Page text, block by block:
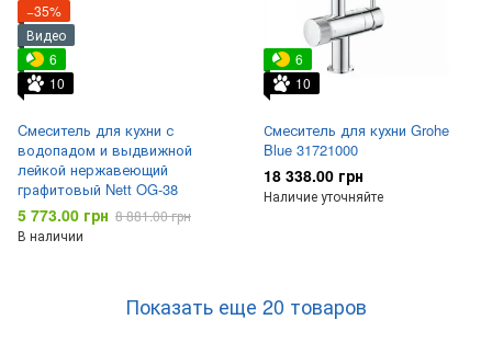
−35%
Видео
6
10
Cмеситель для кухни с
водопадом и выдвижной
лейкой нержавеющий
графитовый Nett OG-38
5 773.00 грн 8 881.00 грн
В наличии
6
10
Смеситель для кухни Grohe
Blue 31721000
18 338.00 грн
Наличие уточняйте
Показать еще 20 товаров